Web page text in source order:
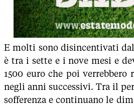
E molti sono disincentivati
è tra i sette e i nove mesi e
1500 euro che poi
negli anni successivi. Tra il
sofferenza e continuano le